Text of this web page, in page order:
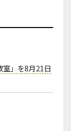
」を8月21日